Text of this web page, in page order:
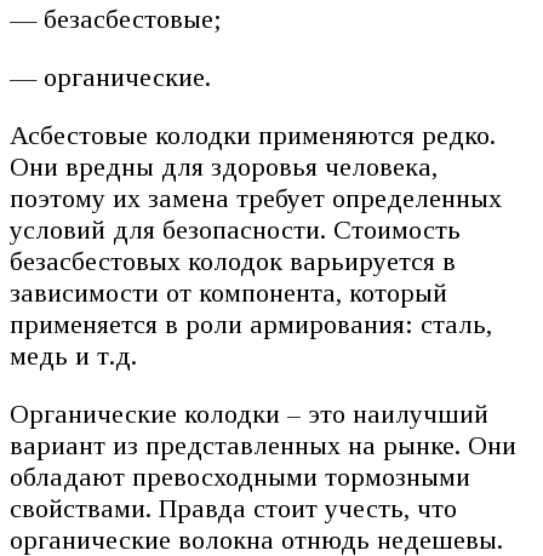
— безасбестовые;
— органические.
Асбестовые колодки применяются редко.
Они вредны для здоровья человека,
поэтому их замена требует определенных
условий для безопасности. Стоимость
безасбестовых колодок варьируется в
зависимости от компонента, который
применяется в роли армирования: сталь,
медь и т.д.
Органические колодки – это наилучший
вариант из представленных на рынке. Они
обладают превосходными тормозными
свойствами. Правда стоит учесть, что
органические волокна отнюдь недешевы.